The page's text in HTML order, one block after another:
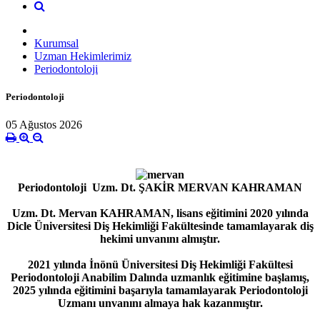
Kurumsal
Uzman Hekimlerimiz
Periodontoloji
Periodontoloji
05 Ağustos 2026
Periodontoloji Uzm. Dt. ŞAKİR MERVAN KAHRAMAN
Uzm. Dt. Mervan KAHRAMAN, lisans eğitimini 2020 yılında
Dicle Üniversitesi Diş Hekimliği Fakültesinde tamamlayarak diş
hekimi unvanını almıştır.
2021 yılında İnönü Üniversitesi Diş Hekimliği Fakültesi
Periodontoloji Anabilim Dalında uzmanlık eğitimine başlamış,
2025 yılında eğitimini başarıyla tamamlayarak Periodontoloji
Uzmanı unvanını almaya hak kazanmıştır.